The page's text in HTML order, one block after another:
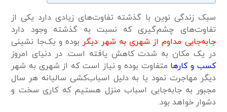
سبک زندگی نوین با گذشته تفاوت‌های زیادی دارد یکی از
تفاوت‌های چشم‌گیری که نسبت به گذشته وجود دارد
جابه‌جایی مداوم از شهری به شهر دیگربوده و یک‌جا نشینی
در یک مکان به شدت کاهش یافته است. در دنیای امروز
کسب و کارها متفاوت بوده و نیاز است که از شهری به شهر
دیگر مهاجرت نمود یا به دلیل اسباب‌کشی سالیانه هر سال
مجبور به جابه‌جایی اسباب منزل هستیم که کاری سخت و
دشوار خواهد بود.